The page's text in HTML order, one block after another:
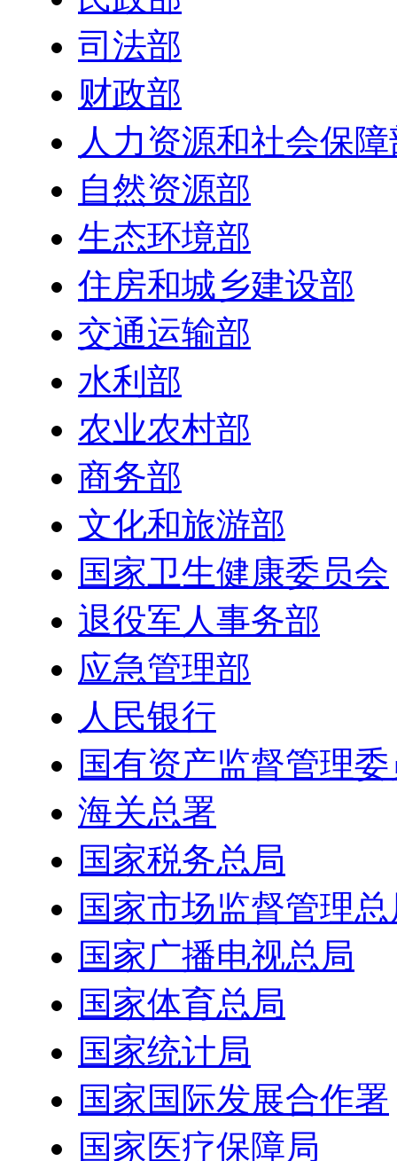
司法部
财政部
人力资源和社会保
自然资源部
生态环境部
住房和城乡建设部
交通运输部
水利部
农业农村部
商务部
文化和旅游部
国家卫生健康委员会
退役军人事务部
应急管理部
人民银行
国有资产监督管理
海关总署
国家税务总局
国家市场监督管理
国家广播电视总局
国家体育总局
国家统计局
国家国际发展合作署
国家医疗保障局